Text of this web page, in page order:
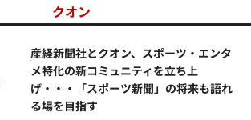
クオン
産経新聞社とクオン、スポーツ・エンタ
メ特化の新コミュニティを立ち上
げ・・・「スポーツ新聞」の将来も語れ
る場を目指す